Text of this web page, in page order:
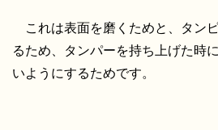
これは表面を磨くためと、タン
るため、タンパーを持ち上げた時
いようにするためです。